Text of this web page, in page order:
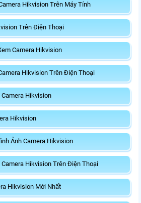
Hikvision Trên Máy Tính
Trên Điện Thoại
Camera Hikvision
Hikvision Trên Điện Thoại
Camera Hikvision
Hikvision
Ảnh Camera Hikvision
Hikvision Trên Điện Thoại
Hikvision Mới Nhất